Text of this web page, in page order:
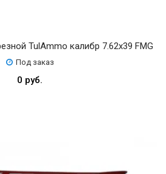
TulAmmo калибр 7.62х39 FMG
Под заказ
0 руб.